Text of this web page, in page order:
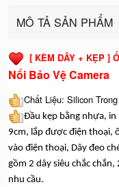
MÔ TẢ SẢN PHẨM
[ KÈM DÂY + KẸP ]
Nổi Bảo Vệ Camera
Chất Liệu: Silicon
Đầu kẹp bằng nhựa, in
9cm, lắp được điện thoại,
vào điện thoại, Dây đeo
gồm 2 dây siêu chắc
nhu cầu.